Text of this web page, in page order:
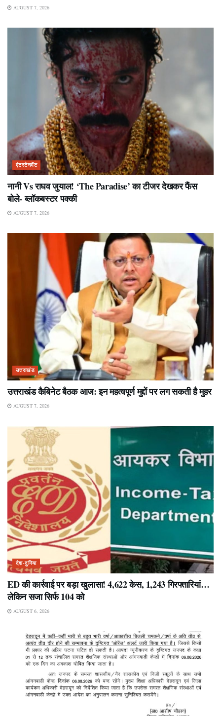
AUGUST 7, 2026
एंटरटेनमेंट
नानी Vs राघव जुयाल! ‘The Paradise’ का टीजर देखकर फैंस
बोले- ब्लॉकबस्टर पक्की
AUGUST 7, 2026
उत्तराखंड
उत्तराखंड कैबिनेट बैठक आज: इन महत्वपूर्ण मुद्दों पर लग सकती है मुहर
AUGUST 7, 2026
देश-दुनिया
ED की कार्रवाई पर बड़ा खुलासा! 4,622 केस, 1,243 गिरफ्तारियां…
लेकिन सजा सिर्फ 104 को
AUGUST 6, 2026